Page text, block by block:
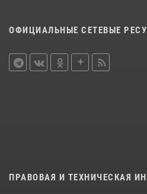
ОФИЦИАЛЬНЫЕ СЕТЕВЫЕ
ПРАВОВАЯ И ТЕХНИЧЕСКАЯ